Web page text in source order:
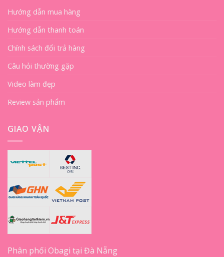
Hướng dẫn mua hàng
Hướng dẫn thanh toán
Chính sách đổi trả hàng
Câu hỏi thường gặp
Video làm đẹp
Review sản phẩm
GIAO VẬN
Phân phối Obagi tại Đà Nẵng